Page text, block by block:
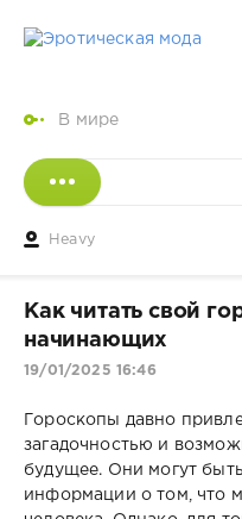
В мире
Heavy
Как читать свой
начинающих
19/01/2025 16:46
Гороскопы давно
загадочностью и
будущее. Они могут
информации о том, что